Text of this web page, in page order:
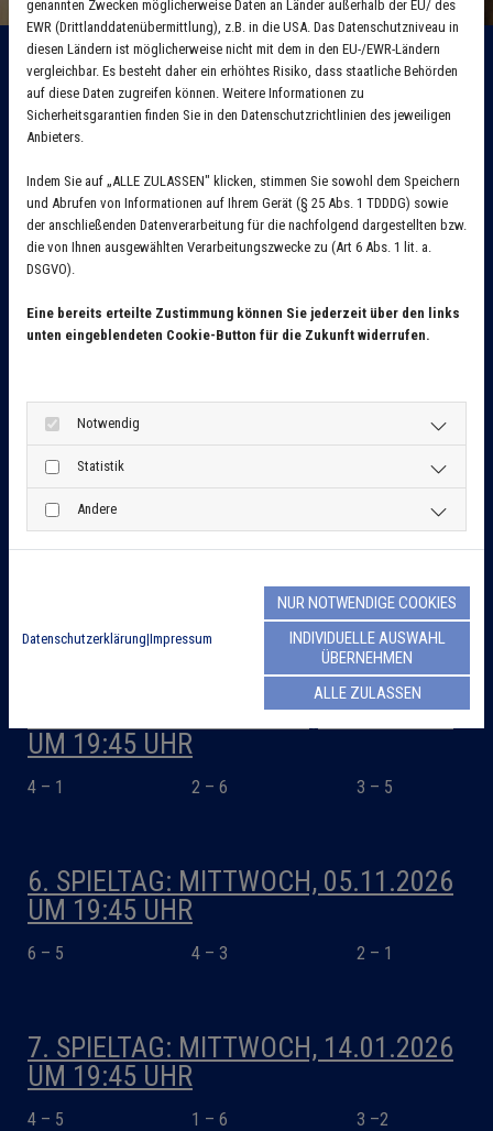
1. SPIELTAG: MITTWOCH, 13.08.2025
UM 19:45 UHR
1– 2 3– 4 5 – 6
2. SPIELTAG: MITTWOCH, 27.08.2025
UM 19:45 UHR
UM 19:45 UHR
4. SPIELTAG: MITTWOCH, 24.09.2025
1 – 5
5. SPIELTAG: MITTWOCH, 22.10.2025
UM 19:45 UHR
4 – 1 2 – 6 3 – 5
6. SPIELTAG: MITTWOCH, 05.11.2026
UM 19:45 UHR
6 – 5 4 – 3 2 – 1
7. SPIELTAG: MITTWOCH, 14.01.2026
UM 19:45 UHR
4 – 5 1 – 6 3 –2
genannten Zwecken möglicherweise Daten an Länder außerhalb der EU/ des
EWR (Drittlanddatenübermittlung), z.B. in die USA. Das Datenschutzniveau in
diesen Ländern ist möglicherweise nicht mit dem in den EU-/EWR-Ländern
vergleichbar. Es besteht daher ein erhöhtes Risiko, dass staatliche Behörden
auf diese Daten zugreifen können. Weitere Informationen zu
Sicherheitsgarantien finden Sie in den Datenschutzrichtlinien des jeweiligen
Anbieters.
Indem Sie auf „ALLE ZULASSEN" klicken, stimmen Sie sowohl dem Speichern
und Abrufen von Informationen auf Ihrem Gerät (§ 25 Abs. 1 TDDDG) sowie
der anschließenden Datenverarbeitung für die nachfolgend dargestellten bzw.
die von Ihnen ausgewählten Verarbeitungszwecke zu (Art 6 Abs. 1 lit. a.
DSGVO).
Eine bereits erteilte Zustimmung können Sie jederzeit über den links
unten eingeblendeten Cookie-Button für die Zukunft widerrufen.
Notwendig
Statistik
Andere
Datenschutzerklärung|Impressum
NUR NOTWENDIGE COOKIES
INDIVIDUELLE AUSWAHL
ÜBERNEHMEN
ALLE ZULASSEN